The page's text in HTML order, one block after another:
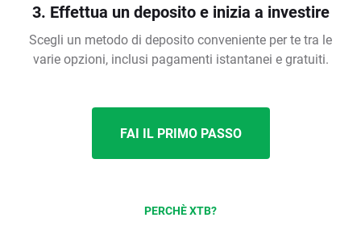
3. Effettua un deposito e inizia a investire
Scegli un metodo di deposito conveniente per te tra le
varie opzioni, inclusi pagamenti istantanei e gratuiti.
FAI IL PRIMO PASSO
PERCHÈ XTB?